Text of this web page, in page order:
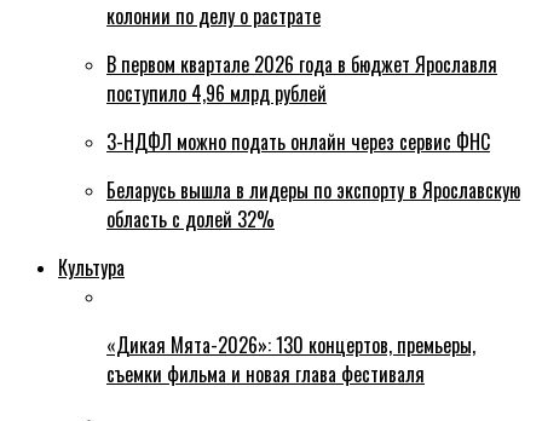
колонии по делу о растрате
В первом квартале 2026 года в бюджет Ярославля
поступило 4,96 млрд рублей
3-НДФЛ можно подать онлайн через сервис ФНС
Беларусь вышла в лидеры по экспорту в Ярославскую
область с долей 32%
Культура
«Дикая Мята-2026»: 130 концертов, премьеры,
съемки фильма и новая глава фестиваля